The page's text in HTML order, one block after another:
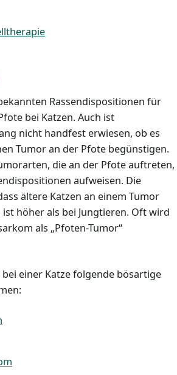
Rassendispositionen für
bei Katzen. Auch ist
nicht handfest erwiesen, ob es
Tumor an der Pfote begünstigen.
die an der Pfote auftreten,
aufweisen. Die
ältere Katzen an einem Tumor
höher als bei Jungtieren. Oft wird
als „Pfoten-Tumor“
einer Katze folgende bösartige